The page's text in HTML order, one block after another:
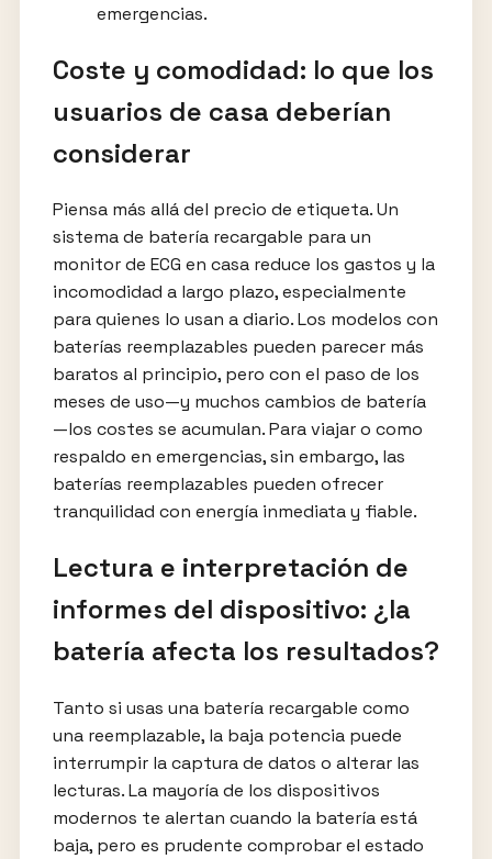
emergencias.
Coste y comodidad: lo que los
usuarios de casa deberían
considerar
Piensa más allá del precio de etiqueta. Un
sistema de batería recargable para un
monitor de ECG en casa reduce los gastos y la
incomodidad a largo plazo, especialmente
para quienes lo usan a diario. Los modelos con
baterías reemplazables pueden parecer más
baratos al principio, pero con el paso de los
meses de uso—y muchos cambios de batería
—los costes se acumulan. Para viajar o como
respaldo en emergencias, sin embargo, las
baterías reemplazables pueden ofrecer
tranquilidad con energía inmediata y fiable.
Lectura e interpretación de
informes del dispositivo: ¿la
batería afecta los resultados?
Tanto si usas una batería recargable como
una reemplazable, la baja potencia puede
interrumpir la captura de datos o alterar las
lecturas. La mayoría de los dispositivos
modernos te alertan cuando la batería está
baja, pero es prudente comprobar el estado